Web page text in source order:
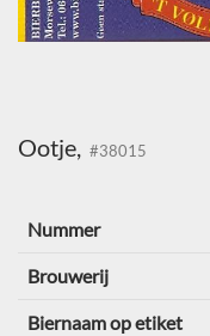
Ootje, #38015
Nummer
Brouwerij
Biernaam op etiket